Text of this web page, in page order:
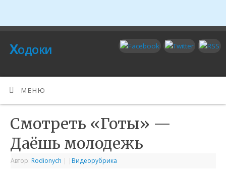
Ходоки
МЕНЮ
Смотреть «Готы» —
Даёшь молодежь
Автор: Rodionych | | Видеорубрика